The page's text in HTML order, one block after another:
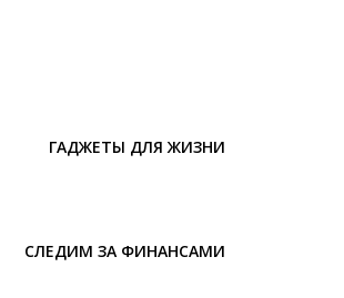
ГАДЖЕТЫ ДЛЯ ЖИЗНИ
СЛЕДИМ ЗА ФИНАНСАМИ